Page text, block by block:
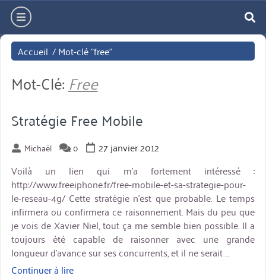
Aller
directement
au
contenu
hamburger
Accueil /Mot-clé "free"
Mot-Clé: Free
Stratégie Free Mobile
Michaël 0
27 janvier 2012
Voilà un lien qui m'a fortement intéressé :
http://www.freeiphone.fr/free-mobile-et-sa-strategie-pour-
le-reseau-4g/ Cette stratégie n'est que probable. Le temps
infirmera ou confirmera ce raisonnement. Mais du peu que
je vois de Xavier Niel, tout ça me semble bien possible. Il a
toujours été capable de raisonner avec une grande
longueur d'avance sur ses concurrents, et il ne serait …
Continuer à lire« Stratégie